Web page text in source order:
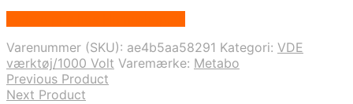
Varenummer (SKU): ae4b5aa58291 Kategori: VDE
værktøj/1000 Volt Varemærke: Metabo
Previous Product
Next Product